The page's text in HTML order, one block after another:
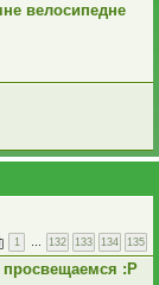
велосипедне
1 … 132 133 134 135
:Р